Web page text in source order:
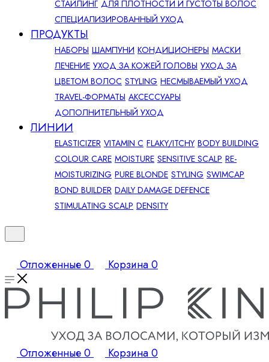
СТАЙЛИНГ ДЛЯ ПЛОТНОСТИ И ГУСТОТЫ ВОЛОС
СПЕЦИАЛИЗИРОВАННЫЙ УХОД
ПРОДУКТЫ
НАБОРЫ ШАМПУНИ КОНДИЦИОНЕРЫ МАСКИ
ЛЕЧЕНИЕ УХОД ЗА КОЖЕЙ ГОЛОВЫ УХОД ЗА
ЦВЕТОМ ВОЛОС STYLING НЕСМЫВАЕМЫЙ УХОД
TRAVEL-ФОРМАТЫ АКСЕССУАРЫ
ДОПОЛНИТЕЛЬНЫЙ УХОД
ЛИНИИ
ELASTICIZER VITAMIN C FLAKY/ITCHY BODY BUILDING
COLOUR CARE MOISTURE SENSITIVE SCALP RE-
MOISTURIZING PURE BLONDE STYLING SWIMCAP
BOND BUILDER DAILY DAMAGE DEFENCE
STIMULATING SCALP DENSITY
Отложенные0 Корзина0
Отложенные0 Корзина0